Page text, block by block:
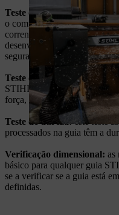
Teste de "kickback":no
o comportamento do sistema
corrente em situações de
desenvolvimento para
segurança para os(as)
Teste de flexão:este teste
STIHL podem deformar-se
força, mas, em seguida, têm
Teste de dureza:este teste
processados na guia têm a
Verificação dimensional: as
básico para qualquer guia
se a verificar se a guia está
definidas.